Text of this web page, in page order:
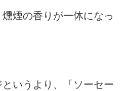
煙の香りが一体になっ
いうより、「ソーセー